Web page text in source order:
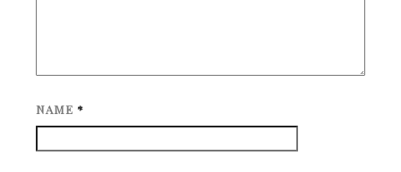
NAME *